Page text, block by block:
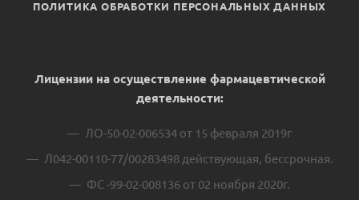
ПОЛИТИКА ОБРАБОТКИ ПЕРСОНАЛЬНЫХ ДАННЫХ
Лицензии на осуществление фармацевтической
деятельности:
ЛО-50-02-006534 от 15 февраля 2019г
Л042-00110-77/00283498 действующая, бессрочная.
ФС -99-02-008136 от 02 ноября 2020г.